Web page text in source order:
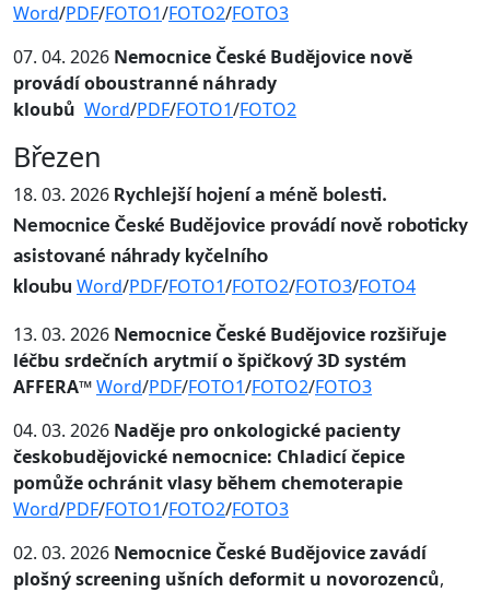
Word/PDF/FOTO1/FOTO2/FOTO3
07. 04. 2026 Nemocnice České Budějovice nově
provádí oboustranné náhrady
kloubů Word/PDF/FOTO1/FOTO2
Březen
18. 03. 2026 Rychlejší hojení a méně bolesti.
Nemocnice České Budějovice provádí nově roboticky
asistované náhrady kyčelního
kloubu Word/PDF/FOTO1/FOTO2/FOTO3/FOTO4
13. 03. 2026 Nemocnice České Budějovice rozšiřuje
léčbu srdečních arytmií o špičkový 3D systém
AFFERA™Word/PDF/FOTO1/FOTO2/FOTO3
04. 03. 2026 Naděje pro onkologické pacienty
českobudějovické nemocnice: Chladicí čepice
pomůže ochránit vlasy během chemoterapie
Word/PDF/FOTO1/FOTO2/FOTO3
02. 03. 2026 Nemocnice České Budějovice zavádí
plošný screening ušních deformit u novorozenců,